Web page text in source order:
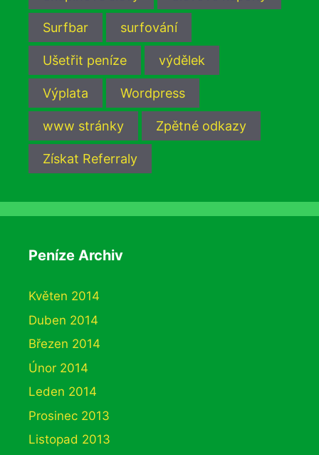
Surfbar surfování
Ušetřit peníze výdělek
Výplata Wordpress
www stránky Zpětné odkazy
Získat Referraly
Peníze Archiv
Květen 2014
Duben 2014
Březen 2014
Únor 2014
Leden 2014
Prosinec 2013
Listopad 2013